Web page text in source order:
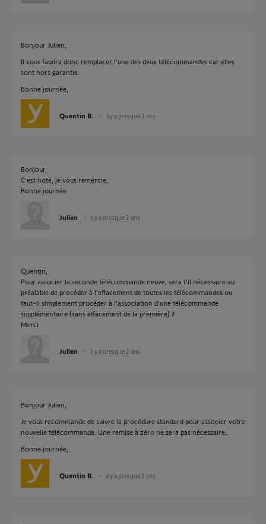
Bonjour Julien,
Il vous faudra donc remplacer l'une des deux télécommandes car elles
sont hors garantie.
Bonne journée,
Quentin B. il y a presque 2 ans
Bonjour,
C'est noté, je vous remercie.
Bonne journée
Julien il y a presque 2 ans
Quentin,
Pour associer la seconde télécommande neuve, sera t'il nécessaire au
préalable de procéder à l'effacement de toutes les télécommandes ou
faut-il simplement procéder à l'association d'une télécommande
supplémentaire (sans effacement de la première) ?
Merci
Julien il y a presque 2 ans
Bonjour Julien,
Je vous recommande de suivre la procédure standard pour associer votre
nouvelle télécommande. Une remise à zéro ne sera pas nécessaire.
Bonne journée,
Quentin B. il y a presque 2 ans